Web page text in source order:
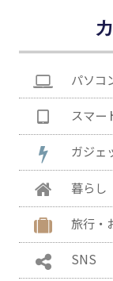
パソコ
スマー
ガジェ
暮らし
旅行・
SNS